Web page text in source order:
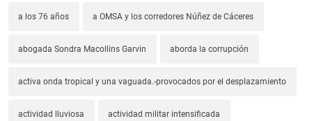
a los 76 años a OMSA y los corredores Núñez de Cáceres
abogada Sondra Macollins Garvin aborda la corrupción
activa onda tropical y una vaguada.-provocados por el desplazamiento
actividad lluviosa actividad militar intensificada